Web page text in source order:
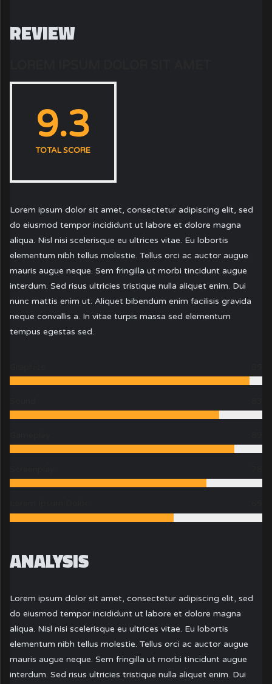
REVIEW
9.3
TOTAL SCORE
Lorem ipsum dolor sit amet, consectetur adipiscing elit, sed
do eiusmod tempor incididunt ut labore et dolore magna
aliqua. Nisl nisi scelerisque eu ultrices vitae. Eu lobortis
elementum nibh tellus molestie. Tellus orci ac auctor augue
mauris augue neque. Sem fringilla ut morbi tincidunt augue
interdum. Sed risus ultricies tristique nulla aliquet enim. Dui
nunc mattis enim ut. Aliquet bibendum enim facilisis gravida
neque convallis a. In vitae turpis massa sed elementum
tempus egestas sed.
ANALYSIS
Lorem ipsum dolor sit amet, consectetur adipiscing elit, sed
do eiusmod tempor incididunt ut labore et dolore magna
aliqua. Nisl nisi scelerisque eu ultrices vitae. Eu lobortis
elementum nibh tellus molestie. Tellus orci ac auctor augue
mauris augue neque. Sem fringilla ut morbi tincidunt augue
interdum. Sed risus ultricies tristique nulla aliquet enim. Dui